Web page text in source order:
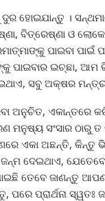
ଦୁର ହୋଇଯାନ୍ତୁ ।
ବିତ୍ରେଷ୍ଣା ଓ
ପାଇବା ପାଇଁ
ପାଇବାର ଇଚ୍ଛା,
ସବୁ ଅକ୍ଷର
ଅନୁଚିତ, ଏକାନ୍ତରେ
ସଂସାର ଠାରୁ ତ
ଏକା ଅଛନ୍ତି, କିନ୍ତୁ
ଜନ୍ମ ଦେଇଥାଏ,
ତେବେ ଜାଣନ୍ତୁ
ପ୍ରାର୍ଥନା ସ୍ୱତଃ